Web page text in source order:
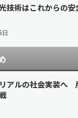
光技術はこれからの
アルの社会実装へ